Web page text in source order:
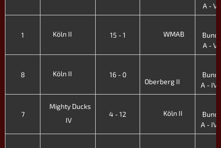
A - V.
1 Köln II 15 - 1 WMAB
A - V.
8 Köln II 16 - 0
Oberberg II
A - IV.
7
Mighty Ducks
IV
4 - 12 Köln II
A - IV.